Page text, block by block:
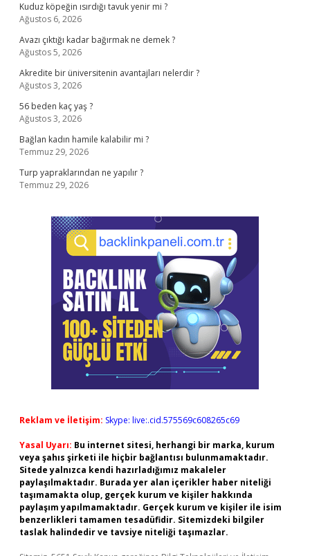
Kuduz köpeğin ısırdığı tavuk yenir mi ?
Ağustos 6, 2026
Avazı çıktığı kadar bağırmak ne demek ?
Ağustos 5, 2026
Akredite bir üniversitenin avantajları nelerdir ?
Ağustos 3, 2026
56 beden kaç yaş ?
Ağustos 3, 2026
Bağlan kadın hamile kalabilir mi ?
Temmuz 29, 2026
Turp yapraklarından ne yapılır ?
Temmuz 29, 2026
Reklam ve İletişim: Skype: live:.cid.575569c608265c69
Yasal Uyarı: Bu internet sitesi, herhangi bir marka, kurum
veya şahıs şirketi ile hiçbir bağlantısı bulunmamaktadır.
Sitede yalnızca kendi hazırladığımız makaleler
paylaşılmaktadır. Burada yer alan içerikler haber niteliği
taşımamakta olup, gerçek kurum ve kişiler hakkında
paylaşım yapılmamaktadır. Gerçek kurum ve kişiler ile isim
benzerlikleri tamamen tesadüfidir. Sitemizdeki bilgiler
taslak halindedir ve tavsiye niteliği taşımazlar.